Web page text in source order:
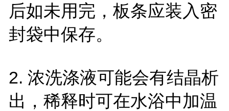
后如未用完，板条应装入密
封袋中保存。
2. 浓洗涤液可能会有结晶析
出，稀释时可在水浴中加温